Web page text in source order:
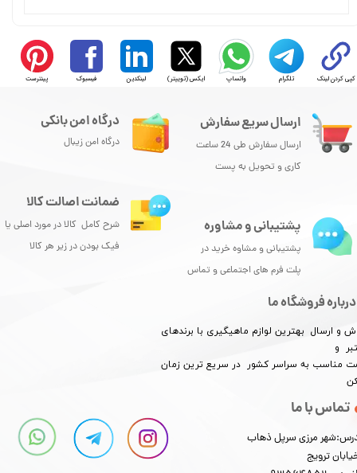
کپی کردن لینک تلگرام واتساپ ایکس (توییتر) لینکدین فیسبوک پینترست
ارسال سریع سفارش
ارسال سفارش طی 24 ساعت
کاری و تحویل به پست
درباره فروشگاه ما
و ارسال بهترین لوازم ماهیگیری با برندهای
و
مناسب به سراسر کشور در سریع ترین زمان
تماس با ما
مرزی سرپل ذهاب
ترویج
درگاه امن بانکی
درگاه امن زیبال
پشتیبانی و مشاوره
پشتیبانی و مشاوه خرید در
پلت فرم های اجتماعی و تماس
ضمانت اصالت کالا
شرح کامل کالا در مورد اصلی یا
فیک بودن در زیر هر کالا